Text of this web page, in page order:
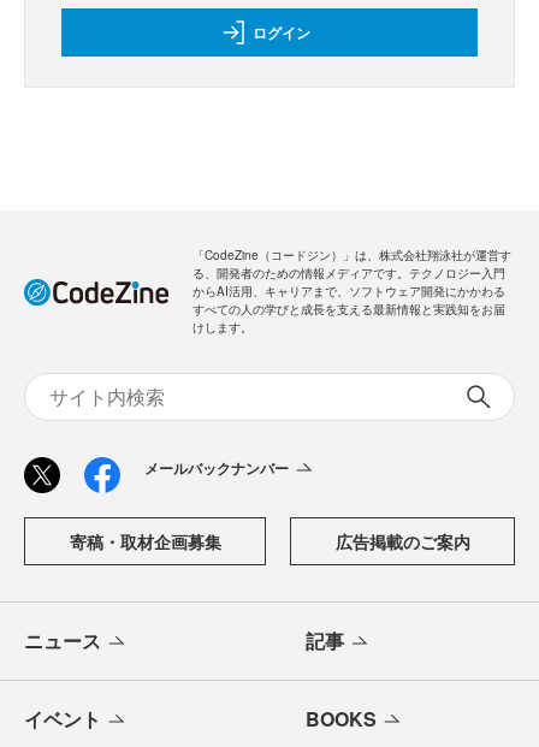
新規会員登録 無料
ログイン
からAI活用、キャリアまで、ソフトウェア開発にかかわる
すべての人の学びと成長を支える最新情報と実践知をお届